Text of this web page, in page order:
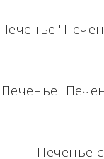
Печенье
Печенье
Печенье